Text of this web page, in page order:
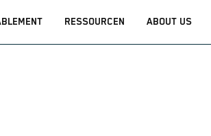
RESSOURCEN ABOUT US